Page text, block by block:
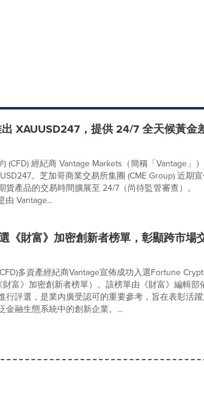
XAUUSD247，提供 24/7 全天候黃金
(CFD) 經紀商 Vantage Markets（簡稱「Vantage」
。芝加哥商業交易所集團 (CME Group) 近期
貨產品的交易時間擴展至 24/7（尚待監管審查）。
由 Vantage...
《財富》加密創新者榜單，彰顯跨市場
多資產經紀商Vantage宣佈成功入選Fortune
財富》加密創新者榜單）。該榜單由《財富》編輯部
行評選，是業內廣受認可的重要參考，旨在表彰活
金融生態系統中的創新企業。...